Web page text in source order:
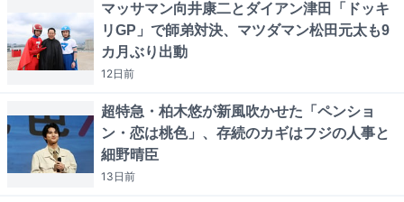
マッサマン向井康二とダイアン津田「ドッキ
リGP」で師弟対決、マツダマン松田元太も9
カ月ぶり出動
12日前
超特急・柏木悠が新風吹かせた「ペンショ
ン・恋は桃色」、存続のカギはフジの人事と
細野晴臣
13日前